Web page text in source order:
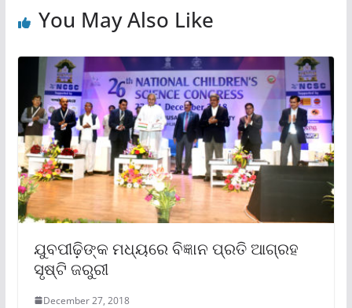
You May Also Like
ଯୁବପୀଢ଼ିଙ୍କ ମଧ୍ୟରେ ବିଜ୍ଞାନ ପ୍ରତି ଆଗ୍ରହ
ସୃଷ୍ଟି ଜରୁରୀ
December 27, 2018